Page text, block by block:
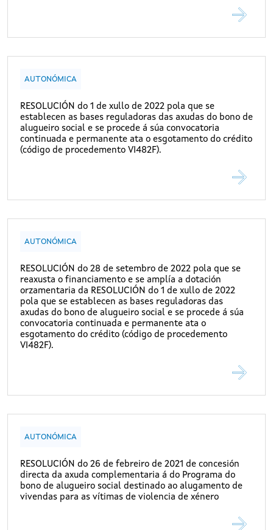
AUTONÓMICA
RESOLUCIÓN do 1 de xullo de 2022 pola que se
establecen as bases reguladoras das axudas do bono de
alugueiro social e se procede á súa convocatoria
continuada e permanente ata o esgotamento do crédito
(código de procedemento VI482F).
AUTONÓMICA
RESOLUCIÓN do 28 de setembro de 2022 pola que se
reaxusta o financiamento e se amplía a dotación
orzamentaria da RESOLUCIÓN do 1 de xullo de 2022
pola que se establecen as bases reguladoras das
axudas do bono de alugueiro social e se procede á súa
convocatoria continuada e permanente ata o
esgotamento do crédito (código de procedemento
VI482F).
AUTONÓMICA
RESOLUCIÓN do 26 de febreiro de 2021 de concesión
directa da axuda complementaria á do Programa do
bono de alugueiro social destinado ao alugamento de
vivendas para as vítimas de violencia de xénero